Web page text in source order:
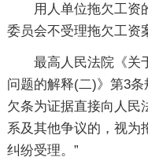
用人单位拖欠工资
委员会不受理拖欠工资
最高人民法院《关
问题的解释(二)》第3
欠条为证据直接向人民
系及其他争议的，视为
纠纷受理。”